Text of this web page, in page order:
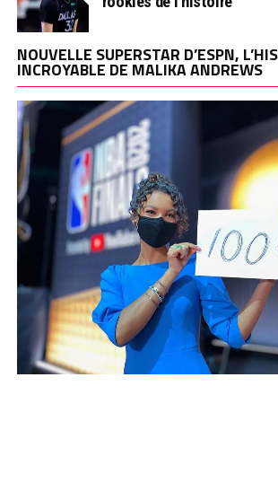
NOUVELLE SUPERSTAR D’ESPN,
INCROYABLE DE MALIKA ANDREWS